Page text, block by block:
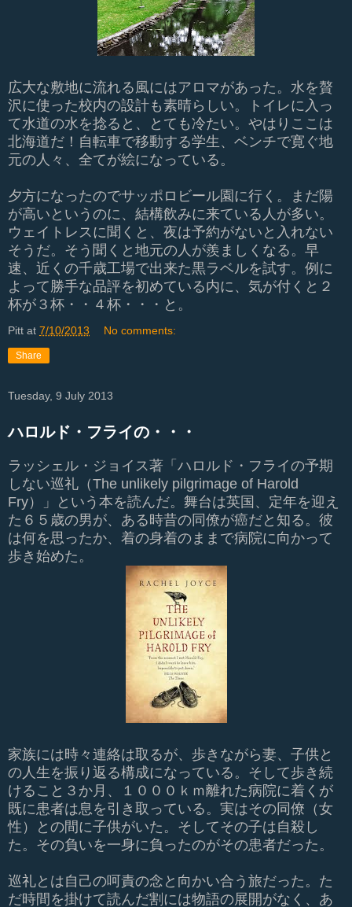
広大な敷地に流れる風にはアロマがあった。水を贅
沢に使った校内の設計も素晴らしい。トイレに入っ
て水道の水を捻ると、とても冷たい。やはりここは
北海道だ！自転車で移動する学生、ベンチで寛ぐ地
元の人々、全てが絵になっている。
夕方になったのでサッポロビール園に行く。まだ陽
が高いというのに、結構飲みに来ている人が多い。
ウェイトレスに聞くと、夜は予約がないと入れない
そうだ。そう聞くと地元の人が羨ましくなる。早
速、近くの千歳工場で出来た黒ラベルを試す。例に
よって勝手な品評を初めている内に、気が付くと２
杯が３杯・・４杯・・・と。
Pitt at 7/10/2013 No comments:
Share
Tuesday, 9 July 2013
ハロルド・フライの・・・
ラッシェル・ジョイス著「ハロルド・フライの予期
しない巡礼（The unlikely pilgrimage of Harold
Fry）」という本を読んだ。舞台は英国、定年を迎え
た６５歳の男が、ある時昔の同僚が癌だと知る。彼
は何を思ったか、着の身着のままで病院に向かって
歩き始めた。
家族には時々連絡は取るが、歩きながら妻、子供と
の人生を振り返る構成になっている。そして歩き続
けること３か月、１０００ｋｍ離れた病院に着くが
既に患者は息を引き取っている。実はその同僚（女
性）との間に子供がいた。そしてその子は自殺し
た。その負いを一身に負ったのがその患者だった。
巡礼とは自己の呵責の念と向かい合う旅だった。た
だ時間を掛けて読んだ割には物語の展開がなく、あ